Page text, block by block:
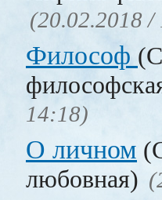
(20.02.2018 /
Философ
14:18)
О личном
любовная)